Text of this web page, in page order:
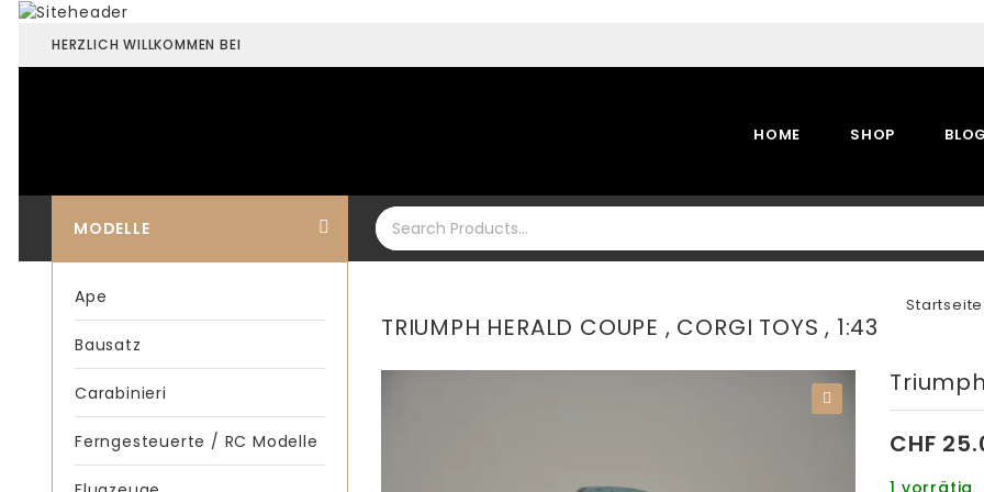
HERZLICH WILLKOMMEN BEI
HOME SHOP BLOG
MODELLE
Ape
Bausatz
Carabinieri
Ferngesteuerte / RC Modelle
Startseite
TRIUMPH HERALD COUPE , CORGI TOYS , 1:43
CHF